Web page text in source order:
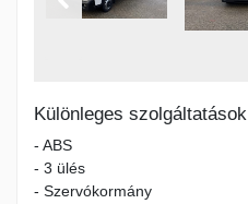
Különleges szolgáltatások
- ABS
- 3 ülés
- Szervókormány